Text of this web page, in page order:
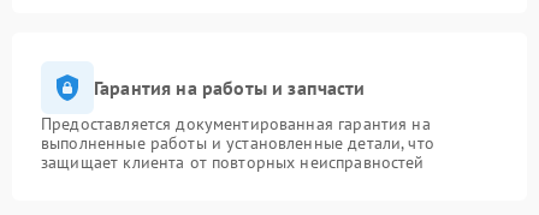
Гарантия на работы и запчасти
Предоставляется документированная гарантия на
выполненные работы и установленные детали, что
защищает клиента от повторных неисправностей